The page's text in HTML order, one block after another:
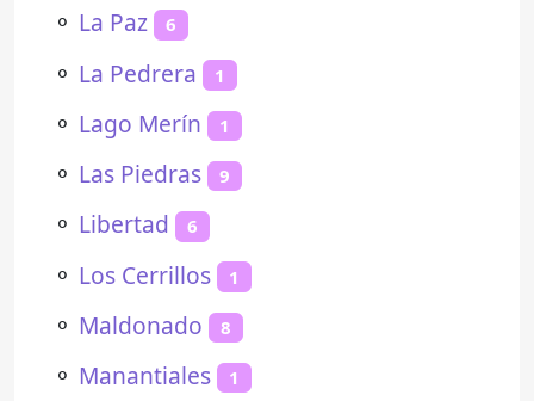
⚬ La Paz 6
⚬ La Pedrera 1
⚬ Lago Merín 1
⚬ Las Piedras 9
⚬ Libertad 6
⚬ Los Cerrillos 1
⚬ Maldonado 8
⚬ Manantiales 1